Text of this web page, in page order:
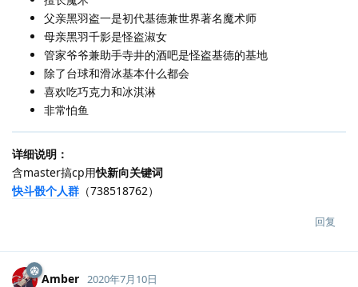
父亲黑羽盗一是初代基德兼世界著名魔术师
母亲黑羽千影是怪盗淑女
管家爷爷兼助手寺井的酒吧是怪盗基德的基地
除了台球和滑冰基本什么都会
喜欢吃巧克力和冰淇淋
非常怕鱼
详细说明：
含master搞cp用快新向关键词
快斗骰个人群 （738518762）
回复
Amber 2020年7月10日